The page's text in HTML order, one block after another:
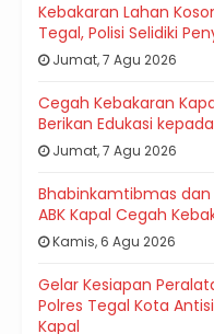
Kebakaran Lahan
Tegal, Polisi Selidiki
Jumat, 7 Agu 2026
Cegah Kebakaran
Berikan Edukasi
Jumat, 7 Agu 2026
Bhabinkamtibmas dan
ABK Kapal Cegah
Kamis, 6 Agu 2026
Gelar Kesiapan
Polres Tegal Kota
Kapal